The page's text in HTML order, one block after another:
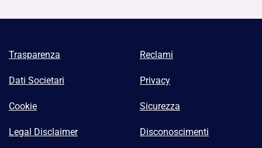
Trasparenza Reclami
Dati Societari Privacy
Cookie Sicurezza
Legal Disclaimer Disconoscimenti